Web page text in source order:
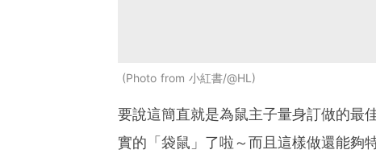
Photo from 小紅書/@HL
要說這簡直就是為鼠主子量身訂做的最
實的「袋鼠」了啦～而且這樣做還能夠